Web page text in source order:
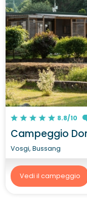
8.8/10
Campeggio
Vosgi, Bussang
Vedi il campeggio